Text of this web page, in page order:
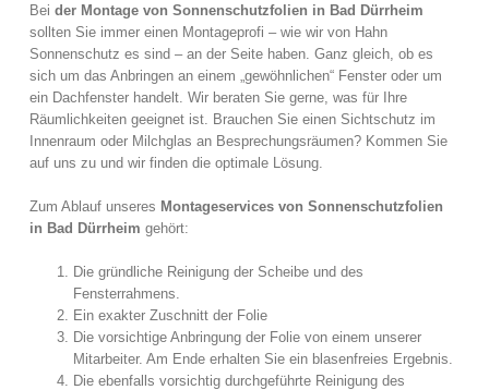
Beider Montage von Sonnenschutzfolien in Bad Dürrheim
sollten Sie immer einen Montageprofi – wie wir von Hahn
Sonnenschutz es sind – an der Seite haben. Ganz gleich, ob es
sich um das Anbringen an einem „gewöhnlichen“ Fenster oder um
ein Dachfenster handelt. Wir beraten Sie gerne, was für Ihre
Räumlichkeiten geeignet ist. Brauchen Sie einen Sichtschutz im
Innenraum oder Milchglas an Besprechungsräumen? Kommen Sie
auf uns zu und wir finden die optimale Lösung.
Zum Ablauf unseres Montageservices von Sonnenschutzfolien
in Bad Dürrheimgehört:
Die gründliche Reinigung der Scheibe und des
Fensterrahmens.
Ein exakter Zuschnitt der Folie
Die vorsichtige Anbringung der Folie von einem unserer
Mitarbeiter. Am Ende erhalten Sie ein blasenfreies Ergebnis.
Die ebenfalls vorsichtig durchgeführte Reinigung des